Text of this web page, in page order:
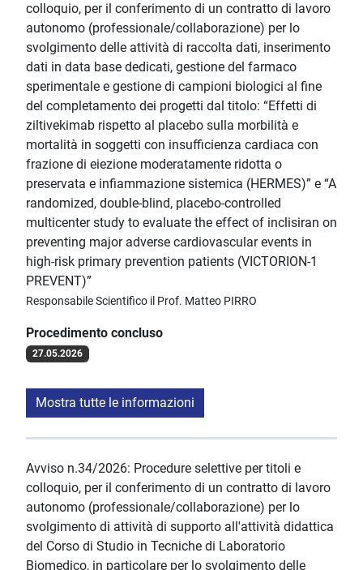
colloquio, per il conferimento di un contratto di lavoro
autonomo (professionale/collaborazione) per lo
svolgimento delle attività di raccolta dati, inserimento
dati in data base dedicati, gestione del farmaco
sperimentale e gestione di campioni biologici al fine
del completamento dei progetti dal titolo: “Effetti di
ziltivekimab rispetto al placebo sulla morbilità e
mortalità in soggetti con insufficienza cardiaca con
frazione di eiezione moderatamente ridotta o
preservata e infiammazione sistemica (HERMES)” e “A
randomized, double-blind, placebo-controlled
multicenter study to evaluate the effect of inclisiran on
preventing major adverse cardiovascular events in
high-risk primary prevention patients (VICTORION-1
PREVENT)”
Responsabile Scientifico il Prof. Matteo PIRRO
Procedimento concluso
27.05.2026
Mostra tutte le informazioni
Avviso n.34/2026: Procedure selettive per titoli e
colloquio, per il conferimento di un contratto di lavoro
autonomo (professionale/collaborazione) per lo
svolgimento di attività di supporto all'attività didattica
del Corso di Studio in Tecniche di Laboratorio
Biomedico, in particolare per lo svolgimento delle